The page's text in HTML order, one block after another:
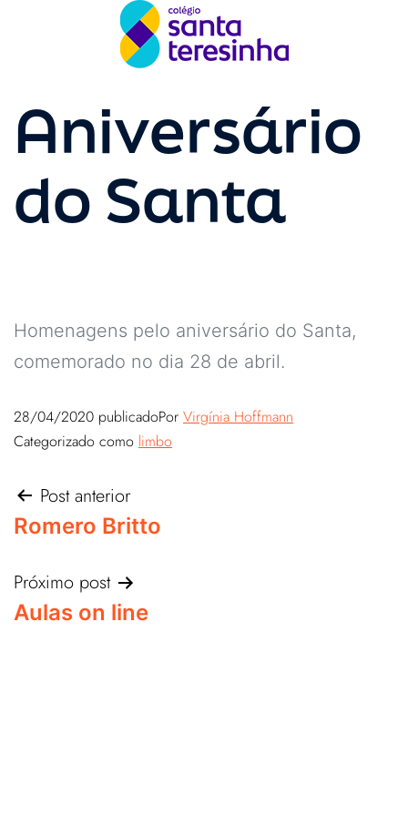
Aniversário
do Santa
Homenagens pelo aniversário do Santa,
comemorado no dia 28 de abril.
28/04/2020 publicadoPor Virgínia Hoffmann
Categorizado como limbo
Post anterior
Romero Britto
Próximo post
Aulas on line